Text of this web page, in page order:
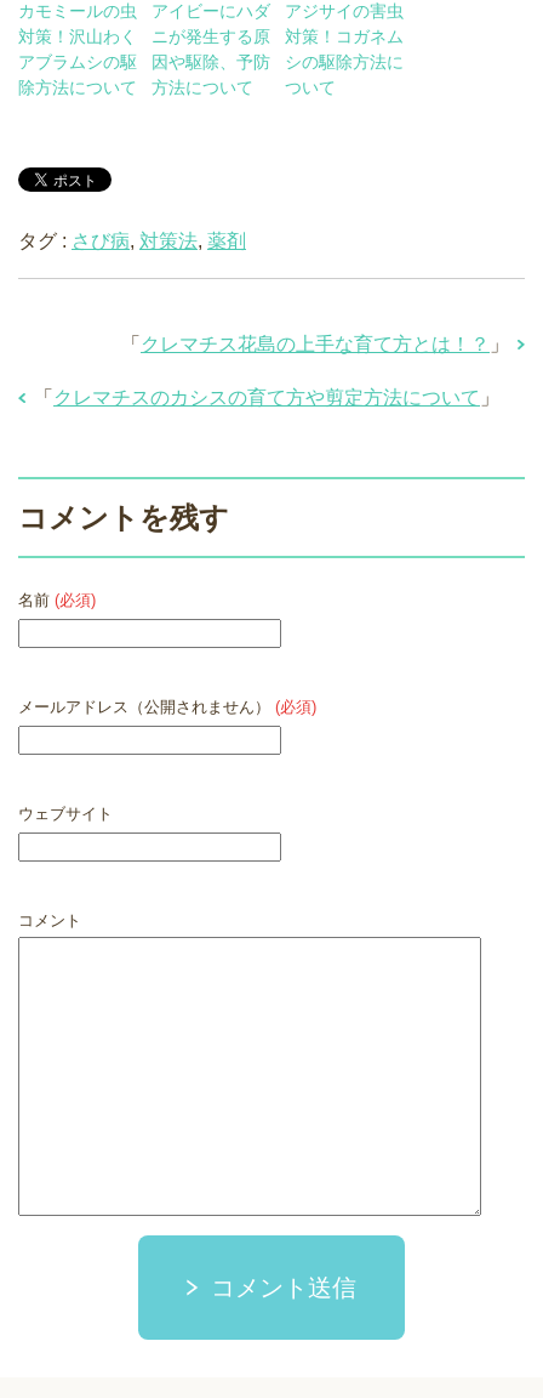
カモミールの虫
対策！沢山わく
アブラムシの駆
除方法について
アイビーにハダ
ニが発生する原
因や駆除、予防
方法について
アジサイの害虫
対策！コガネム
シの駆除方法に
ついて
タグ : さび病, 対策法, 薬剤
「 クレマチス花島の上手な育て方とは！？ 」
「 クレマチスのカシスの育て方や剪定方法について 」
コメントを残す
名前 (必須)
メールアドレス（公開されません） (必須)
ウェブサイト
コメント
コメント送信